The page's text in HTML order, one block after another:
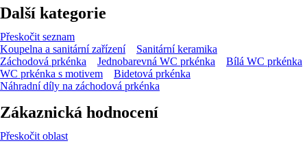
Další kategorie
Přeskočit seznam
Koupelna a sanitární zařízení
Sanitární keramika
Záchodová prkénka
Jednobarevná WC prkénka
Bílá WC prkénka
WC prkénka s motivem
Bidetová prkénka
Náhradní díly na záchodová prkénka
Zákaznická hodnocení
Přeskočit oblast